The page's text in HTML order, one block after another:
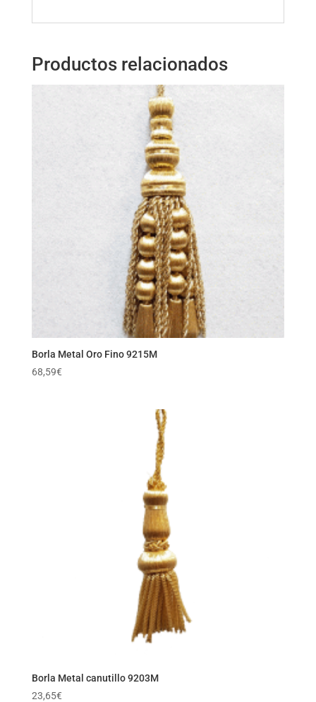
Productos relacionados
Borla Metal Oro Fino 9215M
68,59€
Borla Metal canutillo 9203M
23,65€